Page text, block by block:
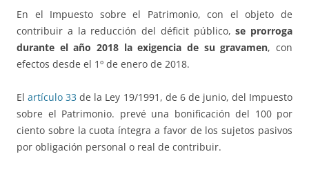
En el Impuesto sobre el Patrimonio, con el objeto de
contribuir a la reducción del déficit público,se prorroga
durante el año 2018 la exigencia de su gravamen, con
efectos desde el 1º de enero de 2018.
Elartículo 33 de la Ley 19/1991, de 6 de junio, del Impuesto
sobre el Patrimonio. prevé una bonificación del 100 por
ciento sobre la cuota íntegra a favor de los sujetos pasivos
por obligación personal o real de contribuir.